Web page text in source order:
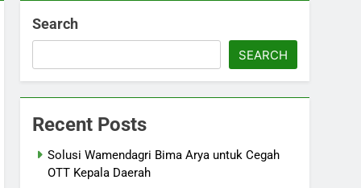
Search
SEARCH
Recent Posts
Solusi Wamendagri Bima Arya untuk Cegah
OTT Kepala Daerah